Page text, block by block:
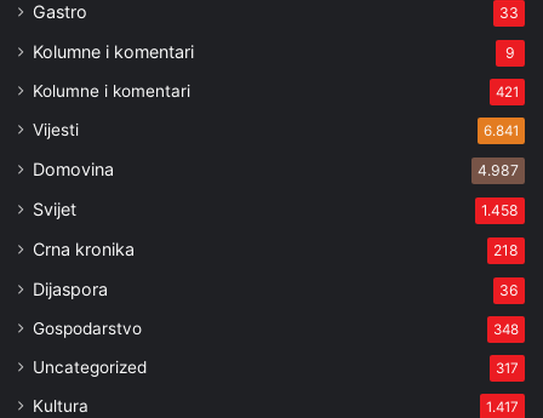
Gastro 33
Kolumne i komentari 9
Kolumne i komentari 421
Vijesti 6.841
Domovina 4.987
Svijet 1.458
Crna kronika 218
Dijaspora 36
Gospodarstvo 348
Uncategorized 317
Kultura 1.417